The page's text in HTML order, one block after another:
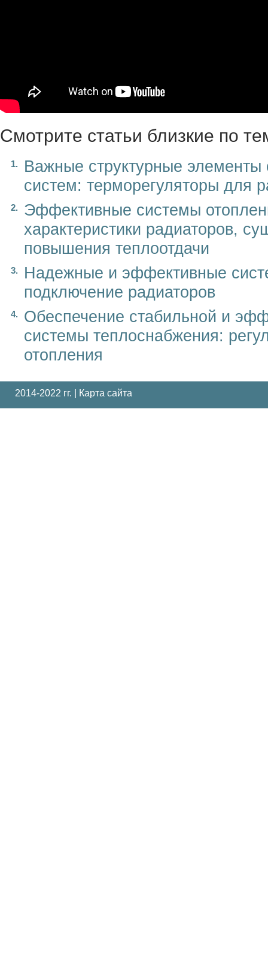
Смотрите статьи близкие по
Важные структурные элементы
систем: терморегуляторы для
Эффективные системы
характеристики радиаторов,
повышения теплоотдачи
Надежные и эффективные
подключение радиаторов
Обеспечение стабильной и
системы теплоснабжения:
отопления
2014-2022 гг. | Карта сайта